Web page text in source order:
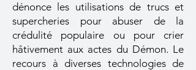
dénonce les utilisations de trucs et
supercheries pour abuser de la
crédulité populaire ou pour crier
hâtivement aux actes du Démon. Le
recours à diverses technologies de